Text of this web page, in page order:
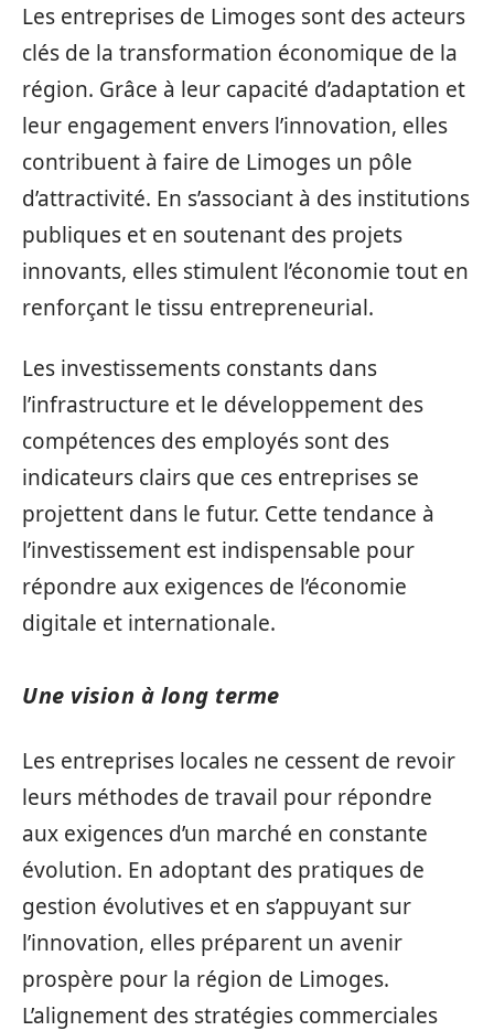
Les entreprises de Limoges sont des acteurs
clés de la transformation économique de la
région. Grâce à leur capacité d’adaptation et
leur engagement envers l’innovation, elles
contribuent à faire de Limoges un pôle
d’attractivité. En s’associant à des institutions
publiques et en soutenant des projets
innovants, elles stimulent l’économie tout en
renforçant le tissu entrepreneurial.
Les investissements constants dans
l’infrastructure et le développement des
compétences des employés sont des
indicateurs clairs que ces entreprises se
projettent dans le futur. Cette tendance à
l’investissement est indispensable pour
répondre aux exigences de l’économie
digitale et internationale.
Une vision à long terme
Les entreprises locales ne cessent de revoir
leurs méthodes de travail pour répondre
aux exigences d’un marché en constante
évolution. En adoptant des pratiques de
gestion évolutives et en s’appuyant sur
l’innovation, elles préparent un avenir
prospère pour la région de Limoges.
L’alignement des stratégies commerciales